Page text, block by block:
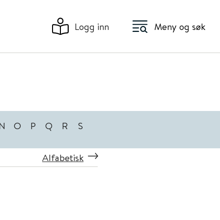
Logg inn Meny og søk
O P Q R S
Alfabetisk